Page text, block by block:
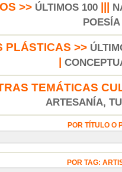
>> ÚLTIMOS 100
POESÍA|
PLÁSTICAS >>
TEMÁTICAS
ARTESANÍA,
POR TÍTULO O
POR TAG: